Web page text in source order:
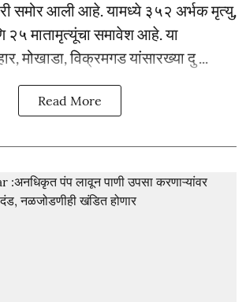
समोर आली आहे. यामध्ये ३५२ अर्भक मृत्यु,
मातामृत्यूंचा समावेश आहे. या
मोखाडा, विक्रमगड यांसारख्या दु ...
Read More